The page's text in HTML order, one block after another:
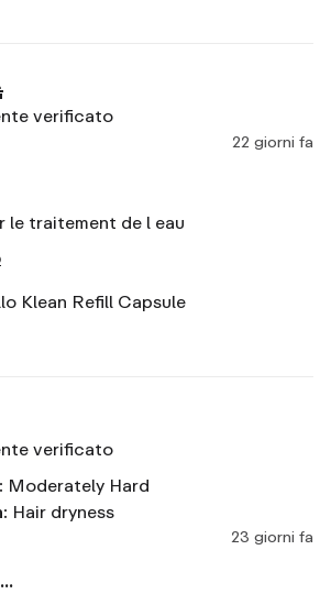
verificato
22 giorni fa
le traitement de l eau
Klean Refill Capsule
verificato
: Moderately Hard
: Hair dryness
23 giorni fa